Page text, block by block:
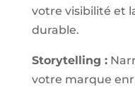
votre visibilité et
durable.
Storytelling :
votre marque